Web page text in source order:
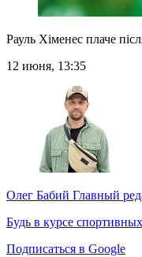
Рауль Хіменес плаче
12 июня, 13:35
Олег Бабий Главный
Будь в курсе
Подписаться в Google